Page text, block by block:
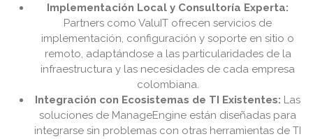
Implementación Local y Consultoría Experta:
Partners como ValuIT ofrecen servicios de
implementación, configuración y soporte en sitio o
remoto, adaptándose a las particularidades de la
infraestructura y las necesidades de cada empresa
colombiana.
Integración con Ecosistemas de TI Existentes: Las
soluciones de ManageEngine están diseñadas para
integrarse sin problemas con otras herramientas de TI